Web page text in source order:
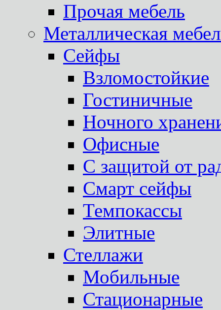
Прочая мебель
Металлическая
Сейфы
Взломостойкие
Гостиничные
Ночного
Офисные
С защитой от
Смарт сейфы
Темпокассы
Элитные
Стеллажи
Мобильные
Стационарные